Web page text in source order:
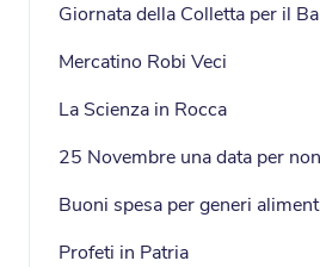
Giornata della Colletta per il
Mercatino Robi Veci
La Scienza in Rocca
25 Novembre una data per
Buoni spesa per generi
Profeti in Patria